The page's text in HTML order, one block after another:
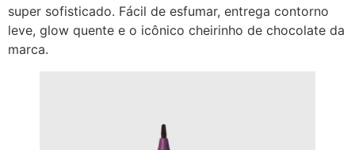
super sofisticado. Fácil de esfumar, entrega contorno
leve, glow quente e o icônico cheirinho de chocolate da
marca.